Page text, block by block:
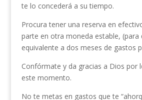
te lo concederá a su tiempo.
Procura tener una reserva en
parte en otra moneda estable, (para
equivalente a dos meses de gastos
Confórmate y da gracias a Dios por
este momento.
No te metas en gastos que te